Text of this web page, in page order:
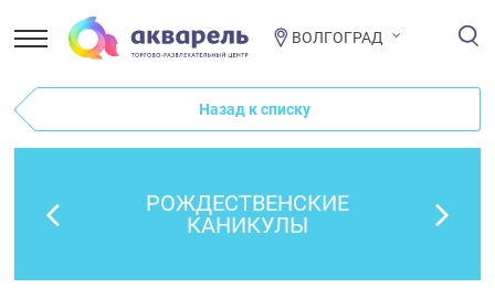
ВОЛГОГРАД
Назад к списку
РОЖДЕСТВЕНСКИЕ
КАНИКУЛЫ